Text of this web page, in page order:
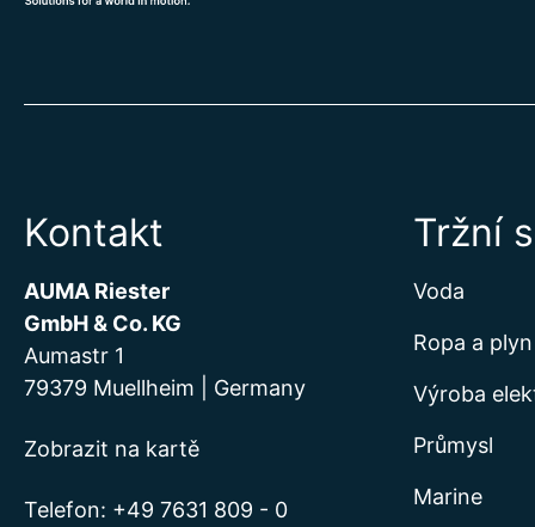
Kontakt
AUMA Riester
GmbH & Co. KG
Aumastr 1
79379 Muellheim | Germany
Zobrazit na kartě
Telefon: +49 7631 809 - 0
Tržní
Voda
Ropa a plyn
Výroba
Průmysl
Marine